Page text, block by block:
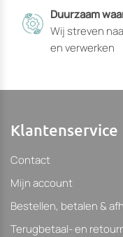
Duurzaam
Wij streven
en verwerken
Klantenservice
Contact
Mijn account
Bestellen, betalen &
Terugbetaal- en